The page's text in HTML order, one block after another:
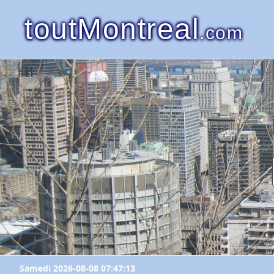
toutMontreal.com
Samedi 2026-08-08 07:47:13